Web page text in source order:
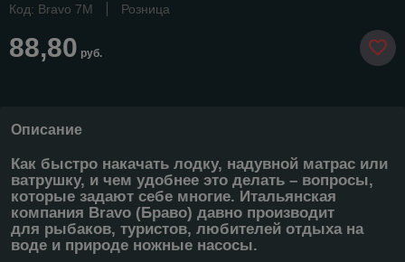
Код: Bravo 7М
Розница
88,80 руб.
Описание
Как быстро накачать лодку, надувной матрас или
ватрушку, и чем удобнее это делать – вопросы,
которые задают себе многие. Итальянская
компания Bravo (Браво) давно производит
для рыбаков, туристов, любителей отдыха на
воде и природе ножные насосы.